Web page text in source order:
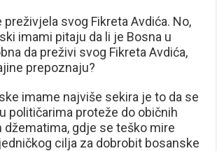
preživjela svog Fikreta Avdića. No,
imami pitaju da li je Bosna u
da preživi svog Fikreta Avdića,
prepoznaju?
imame najviše sekira je to da se
političarima proteže do običnih
džematima, gdje se teško mire
cilja za dobrobit bosanske